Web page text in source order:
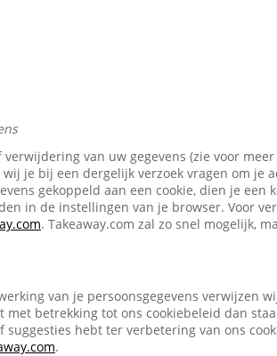
van uw gegevens (zie voor
je bij een dergelijk verzoek vragen om je
gekoppeld aan een cookie, dien je een
in de instellingen van je browser. Voor
. Takeaway.com zal zo snel mogelijk,
van je persoonsgegevens verwijzen
met betrekking tot ons cookiebeleid dan
hebt ter verbetering van ons
.